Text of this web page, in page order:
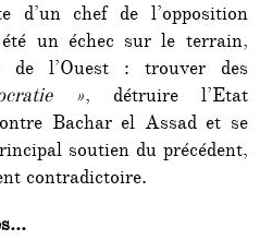
d’un chef de l’opposition
un échec sur le terrain,
de l’Ouest : trouver des
», détruire l’Etat
Bachar el Assad et se
soutien du précédent,
contradictoire.